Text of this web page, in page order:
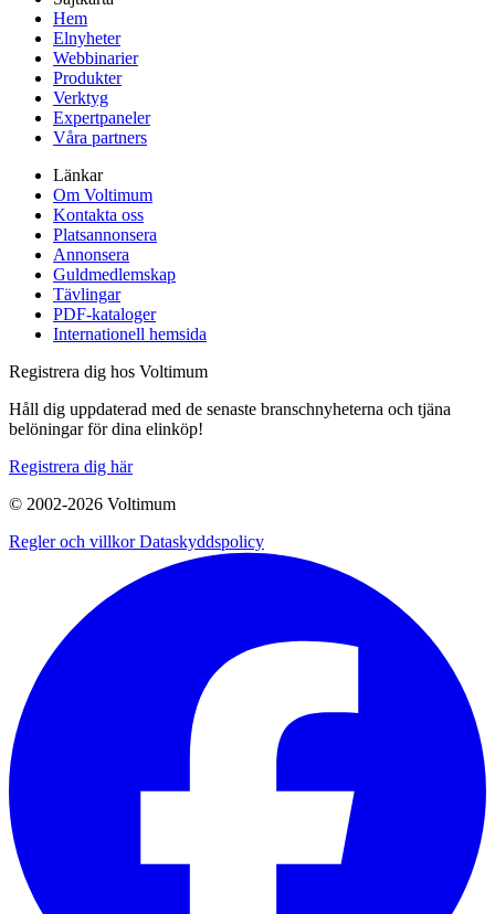
Hem
Elnyheter
Webbinarier
Produkter
Verktyg
Expertpaneler
Våra partners
Länkar
Om Voltimum
Kontakta oss
Platsannonsera
Annonsera
Guldmedlemskap
Tävlingar
PDF-kataloger
Internationell hemsida
Registrera dig hos Voltimum
Håll dig uppdaterad med de senaste branschnyheterna och tjäna
belöningar för dina elinköp!
Registrera dig här
© 2002-2026 Voltimum
Regler och villkorDataskyddspolicy